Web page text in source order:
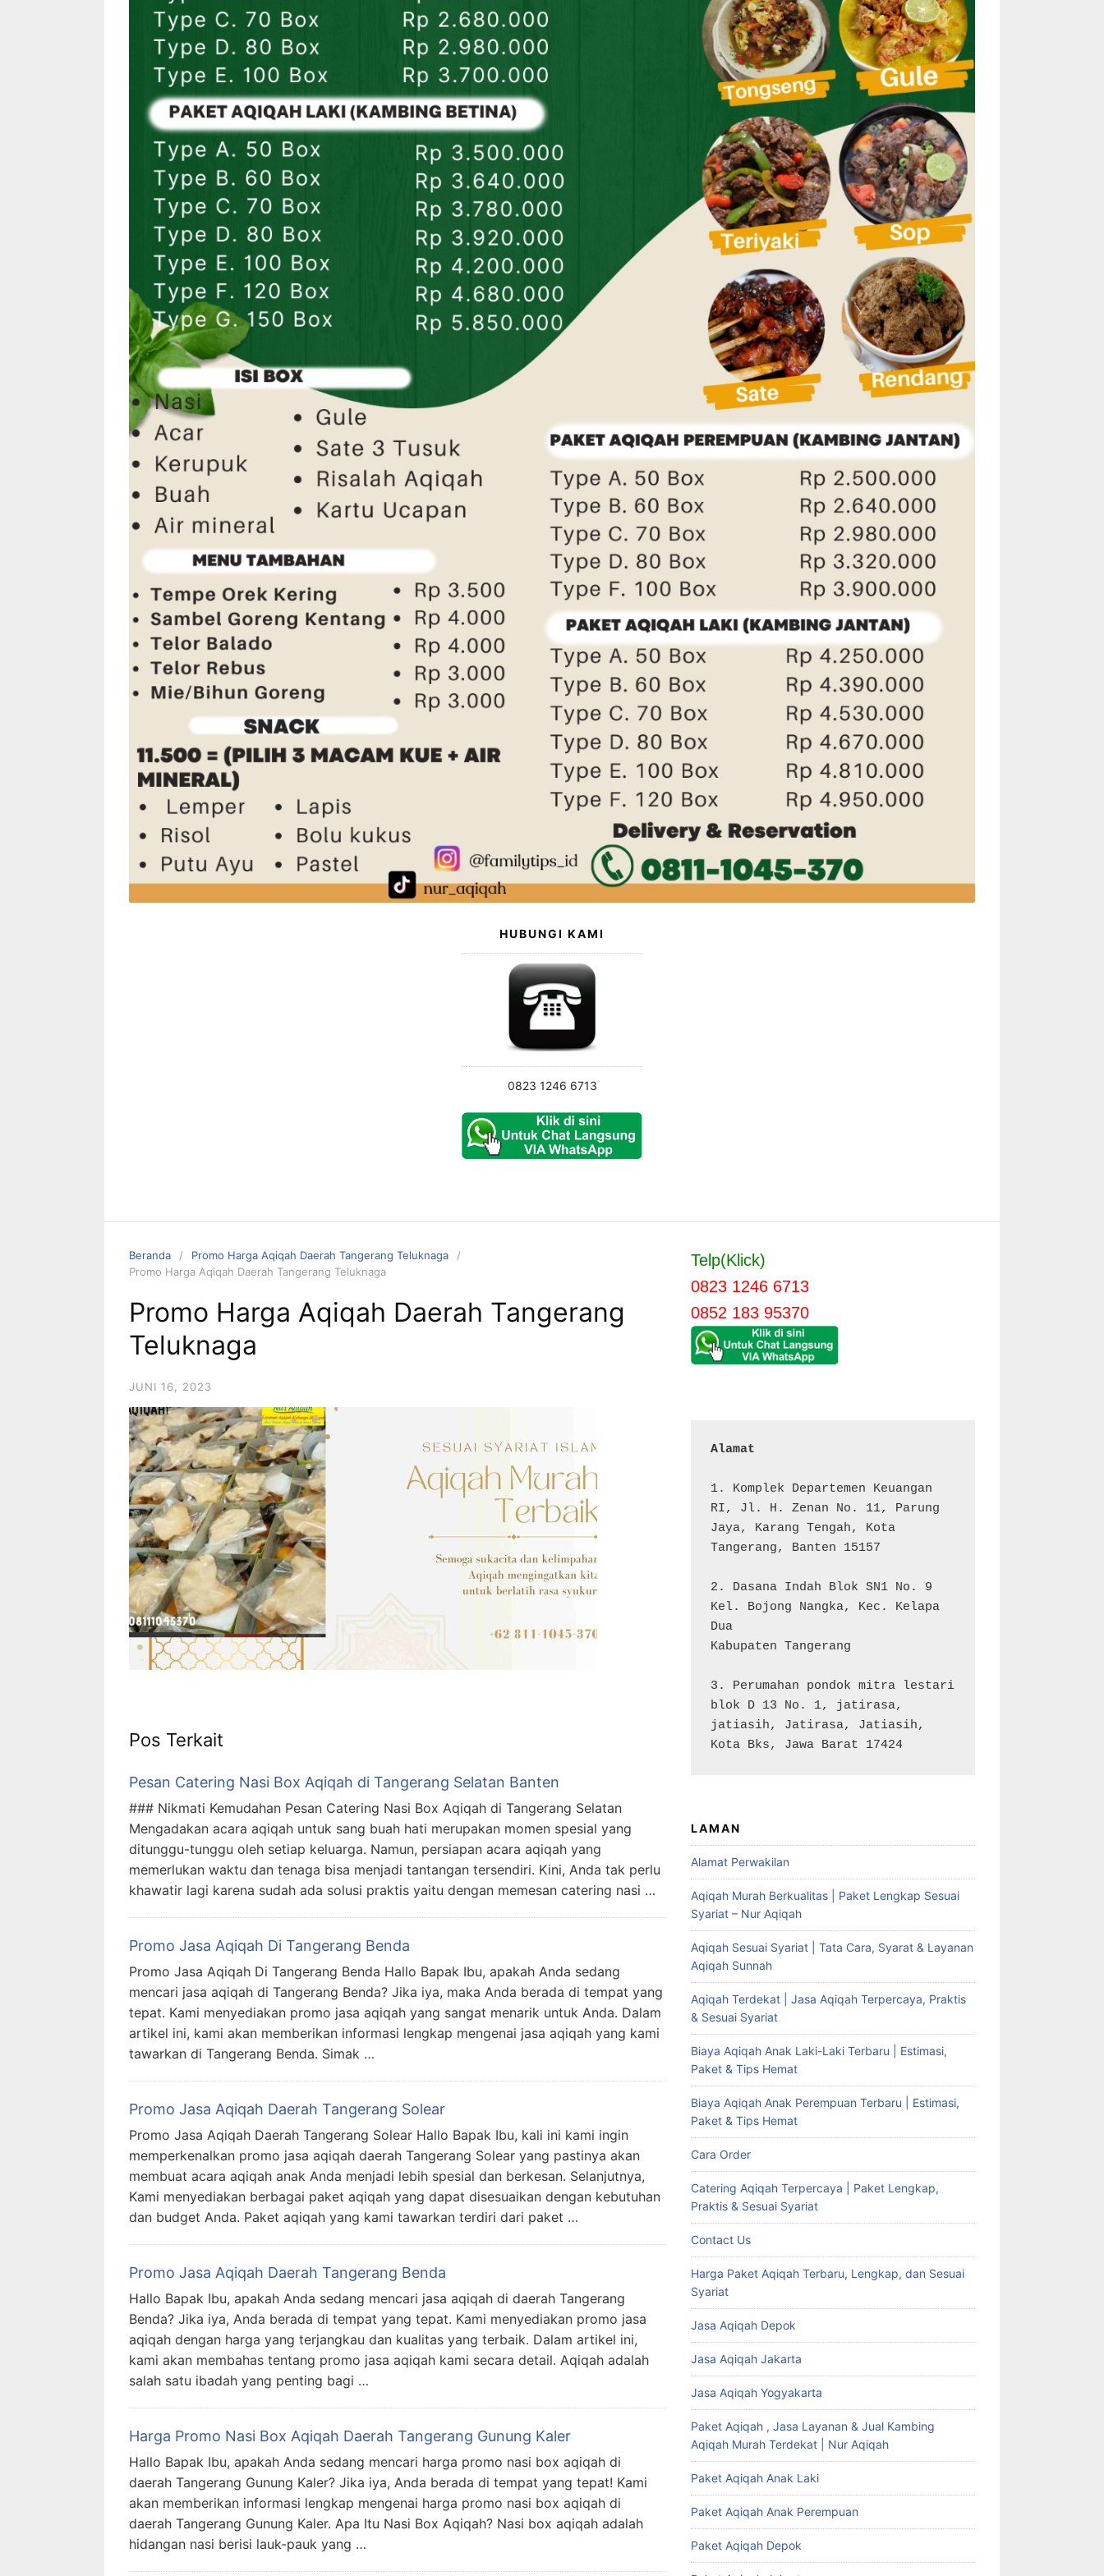
HUBUNGI KAMI
0823 1246 6713
Beranda
Promo Harga Aqiqah Daerah Tangerang Teluknaga
Promo Harga Aqiqah Daerah Tangerang Teluknaga
Promo Harga Aqiqah Daerah Tangerang
Teluknaga
JUNI 16, 2023
Pos Terkait
Pesan Catering Nasi Box Aqiqah di Tangerang Selatan Banten
### Nikmati Kemudahan Pesan Catering Nasi Box Aqiqah di Tangerang Selatan
Mengadakan acara aqiqah untuk sang buah hati merupakan momen spesial yang
ditunggu-tunggu oleh setiap keluarga. Namun, persiapan acara aqiqah yang
memerlukan waktu dan tenaga bisa menjadi tantangan tersendiri. Kini, Anda tak perlu
khawatir lagi karena sudah ada solusi praktis yaitu dengan memesan catering nasi …
Promo Jasa Aqiqah Di Tangerang Benda
Promo Jasa Aqiqah Di Tangerang Benda Hallo Bapak Ibu, apakah Anda sedang
mencari jasa aqiqah di Tangerang Benda? Jika iya, maka Anda berada di tempat yang
tepat. Kami menyediakan promo jasa aqiqah yang sangat menarik untuk Anda. Dalam
artikel ini, kami akan memberikan informasi lengkap mengenai jasa aqiqah yang kami
tawarkan di Tangerang Benda. Simak …
Promo Jasa Aqiqah Daerah Tangerang Solear
Promo Jasa Aqiqah Daerah Tangerang Solear Hallo Bapak Ibu, kali ini kami ingin
memperkenalkan promo jasa aqiqah daerah Tangerang Solear yang pastinya akan
membuat acara aqiqah anak Anda menjadi lebih spesial dan berkesan. Selanjutnya,
Kami menyediakan berbagai paket aqiqah yang dapat disesuaikan dengan kebutuhan
dan budget Anda. Paket aqiqah yang kami tawarkan terdiri dari paket …
Promo Jasa Aqiqah Daerah Tangerang Benda
Hallo Bapak Ibu, apakah Anda sedang mencari jasa aqiqah di daerah Tangerang
Benda? Jika iya, Anda berada di tempat yang tepat. Kami menyediakan promo jasa
aqiqah dengan harga yang terjangkau dan kualitas yang terbaik. Dalam artikel ini,
kami akan membahas tentang promo jasa aqiqah kami secara detail. Aqiqah adalah
salah satu ibadah yang penting bagi …
Harga Promo Nasi Box Aqiqah Daerah Tangerang Gunung Kaler
Hallo Bapak Ibu, apakah Anda sedang mencari harga promo nasi box aqiqah di
daerah Tangerang Gunung Kaler? Jika iya, Anda berada di tempat yang tepat! Kami
akan memberikan informasi lengkap mengenai harga promo nasi box aqiqah di
daerah Tangerang Gunung Kaler. Apa Itu Nasi Box Aqiqah? Nasi box aqiqah adalah
hidangan nasi berisi lauk-pauk yang …
Telp(Klick)
0823 1246 6713
0852 183 95370
Alamat
1. Komplek Departemen Keuangan
RI, Jl. H. Zenan No. 11, Parung
Jaya, Karang Tengah, Kota
Tangerang, Banten 15157
2. Dasana Indah Blok SN1 No. 9
Kel. Bojong Nangka, Kec. Kelapa
Dua
Kabupaten Tangerang
3. Perumahan pondok mitra lestari
blok D 13 No. 1, jatirasa,
jatiasih, Jatirasa, Jatiasih,
Kota Bks, Jawa Barat 17424
LAMAN
Alamat Perwakilan
Aqiqah Murah Berkualitas | Paket Lengkap Sesuai
Syariat – Nur Aqiqah
Aqiqah Sesuai Syariat | Tata Cara, Syarat & Layanan
Aqiqah Sunnah
Aqiqah Terdekat | Jasa Aqiqah Terpercaya, Praktis
& Sesuai Syariat
Biaya Aqiqah Anak Laki-Laki Terbaru | Estimasi,
Paket & Tips Hemat
Biaya Aqiqah Anak Perempuan Terbaru | Estimasi,
Paket & Tips Hemat
Cara Order
Catering Aqiqah Terpercaya | Paket Lengkap,
Praktis & Sesuai Syariat
Contact Us
Harga Paket Aqiqah Terbaru, Lengkap, dan Sesuai
Syariat
Jasa Aqiqah Depok
Jasa Aqiqah Jakarta
Jasa Aqiqah Yogyakarta
Paket Aqiqah , Jasa Layanan & Jual Kambing
Aqiqah Murah Terdekat | Nur Aqiqah
Paket Aqiqah Anak Laki
Paket Aqiqah Anak Perempuan
Paket Aqiqah Depok